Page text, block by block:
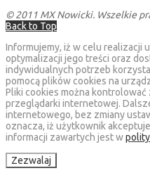
© 2011 MX Nowicki. Wszelkie
Back to Top
Informujemy, iż w celu realizacji
optymalizacji jego treści oraz
indywidualnych potrzeb
pomocą plików cookies na
Pliki cookies można
przeglądarki internetowej.
internetowego, bez zmiany
oznacza, iż użytkownik
informacji zawartych jest w
Zezwalaj